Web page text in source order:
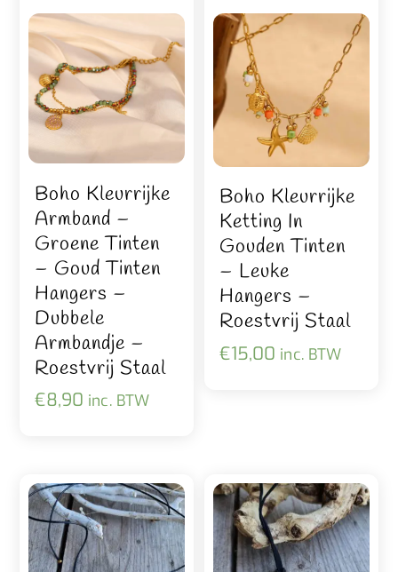
Boho Kleurrijke
Armband –
Groene Tinten
– Goud Tinten
Hangers –
Dubbele
Armbandje –
Roestvrij Staal
€8,90 inc. BTW
Boho Kleurrijke
Ketting In
Gouden Tinten
– Leuke
Hangers –
Roestvrij Staal
€15,00 inc. BTW